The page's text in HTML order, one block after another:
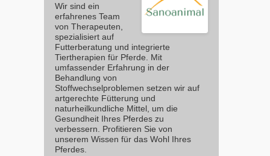
Wir sind ein
erfahrenes Team
von Therapeuten,
spezialisiert auf
Futterberatung und integrierte
Tiertherapien für Pferde. Mit
umfassender Erfahrung in der
Behandlung von
Stoffwechselproblemen setzen wir auf
artgerechte Fütterung und
naturheilkundliche Mittel, um die
Gesundheit Ihres Pferdes zu
verbessern. Profitieren Sie von
unserem Wissen für das Wohl Ihres
Pferdes.